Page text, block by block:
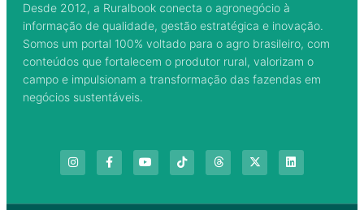
Desde 2012, a Ruralbook conecta o agronegócio à
informação de qualidade, gestão estratégica e inovação.
Somos um portal 100% voltado para o agro brasileiro, com
conteúdos que fortalecem o produtor rural, valorizam o
campo e impulsionam a transformação das fazendas em
negócios sustentáveis.